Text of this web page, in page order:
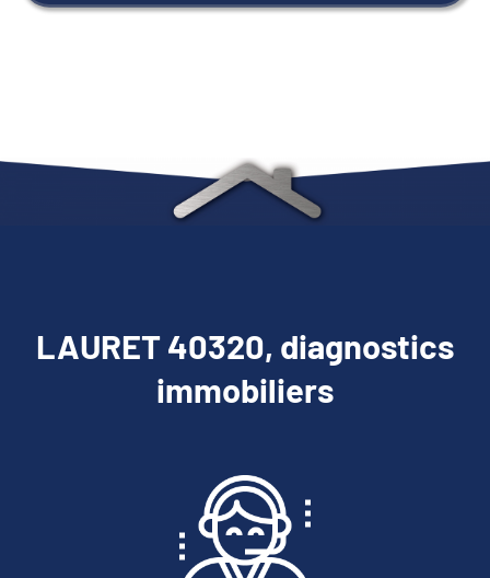
LAURET 40320, diagnostics
immobiliers